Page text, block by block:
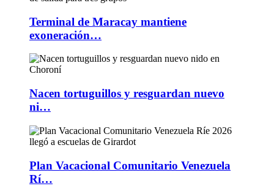
Terminal de Maracay mantiene
exoneración…
Nacen tortuguillos y resguardan nuevo
ni…
Plan Vacacional Comunitario Venezuela
Rí…